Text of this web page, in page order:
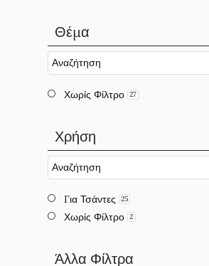
Θέμα
Χωρίς Φίλτρο 27
Χρήση
Για Τσάντες 25
Χωρίς Φίλτρο 2
Άλλα Φίλτρα